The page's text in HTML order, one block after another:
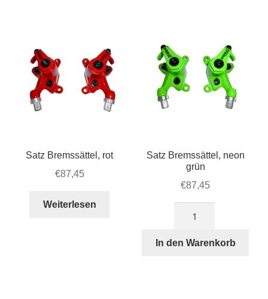
SALE
Satz Bremssättel, rot
€87,45
Weiterlesen
Satz Bremssättel, neon
grün
€87,45
neon
In den Warenkorb